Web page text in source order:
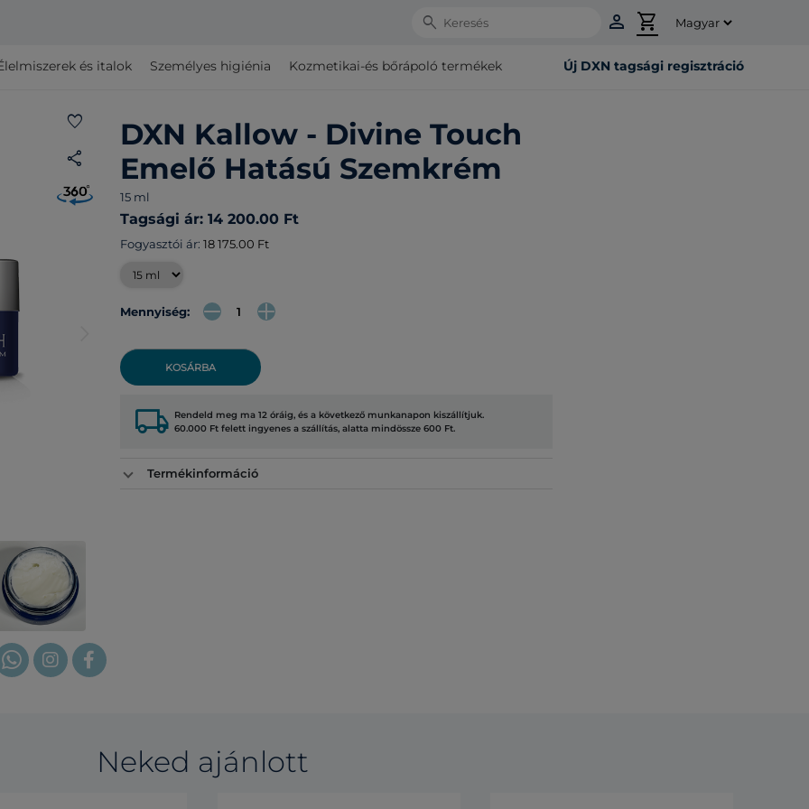
Search person shopping_cart
és italok Személyes higiénia Kozmetikai-és bőrápoló termékek Új DXN tagsági regisztráció
favorite
share
DXN Kallow - Divine Touch
Emelő Hatású Szemkrém
15 ml
Tagsági ár: 14 200.00 Ft
Fogyasztói ár: 18 175.00 Ft
Mennyiség:
KOSÁRBA
local_shipping Rendeld meg ma 12 óráig, és a következő munkanapon kiszállítjuk.
60.000 Ft felett ingyenes a szállítás, alatta mindössze 600 Ft.
Termékinformáció
Neked ajánlott